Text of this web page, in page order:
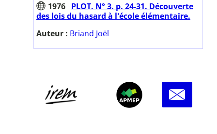
1976 PLOT. N° 3. p. 24-31. Découverte
des lois du hasard à l'école élémentaire.
Auteur : Briand Joël